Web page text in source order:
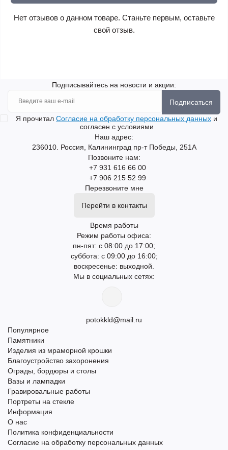
Нет отзывов о данном товаре. Станьте первым, оставьте
свой отзыв.
Подписывайтесь на новости и акции:
Подписаться
Я прочитал Согласие на обработку персональных данных и
согласен с условиями
Наш адрес:
236010. Россия, Калининград пр-т Победы, 251А
Позвоните нам:
+7 931 616 66 00
+7 906 215 52 99
Перезвоните мне
Перейти в контакты
Время работы
Режим работы офиса:
пн-пят: с 08:00 до 17:00;
суббота: с 09:00 до 16:00;
воскресенье: выходной.
Мы в социальных сетях:
potokkld@mail.ru
Популярное
Памятники
Изделия из мраморной крошки
Благоустройство захоронения
Ограды, бордюры и столы
Вазы и лампадки
Гравировальные работы
Портреты на стекле
Информация
О нас
Политика конфиденциальности
Согласие на обработку персональных данных